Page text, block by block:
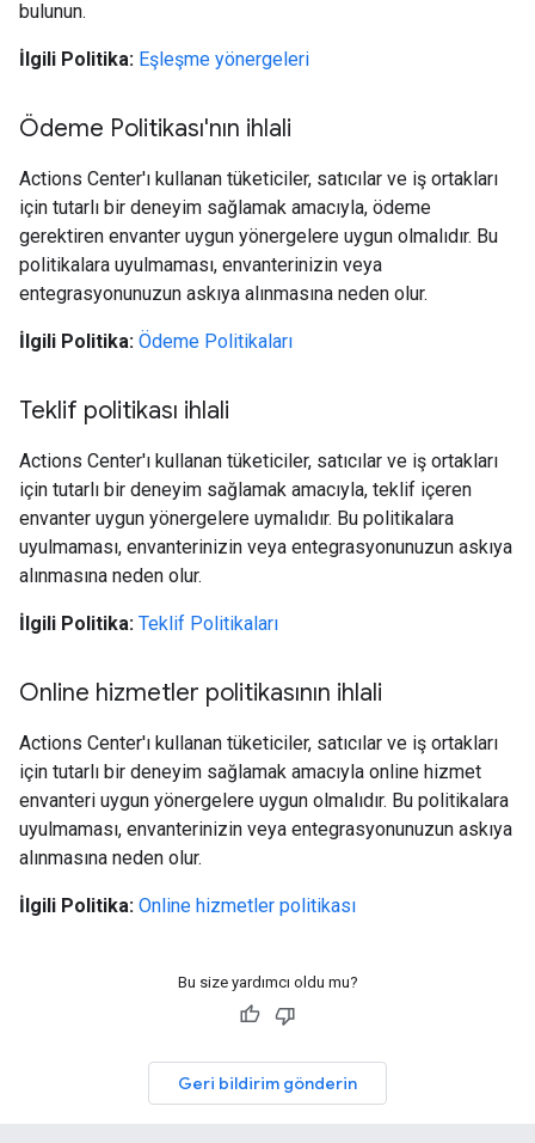
bulunun.
İlgili Politika: Eşleşme yönergeleri
Ödeme Politikası'nın ihlali
Actions Center'ı kullanan tüketiciler, satıcılar ve iş ortakları
için tutarlı bir deneyim sağlamak amacıyla, ödeme
gerektiren envanter uygun yönergelere uygun olmalıdır. Bu
politikalara uyulmaması, envanterinizin veya
entegrasyonunuzun askıya alınmasına neden olur.
İlgili Politika: Ödeme Politikaları
Teklif politikası ihlali
Actions Center'ı kullanan tüketiciler, satıcılar ve iş ortakları
için tutarlı bir deneyim sağlamak amacıyla, teklif içeren
envanter uygun yönergelere uymalıdır. Bu politikalara
uyulmaması, envanterinizin veya entegrasyonunuzun askıya
alınmasına neden olur.
İlgili Politika: Teklif Politikaları
Online hizmetler politikasının ihlali
Actions Center'ı kullanan tüketiciler, satıcılar ve iş ortakları
için tutarlı bir deneyim sağlamak amacıyla online hizmet
envanteri uygun yönergelere uygun olmalıdır. Bu politikalara
uyulmaması, envanterinizin veya entegrasyonunuzun askıya
alınmasına neden olur.
İlgili Politika: Online hizmetler politikası
Bu size yardımcı oldu mu?
Geri bildirim gönderin